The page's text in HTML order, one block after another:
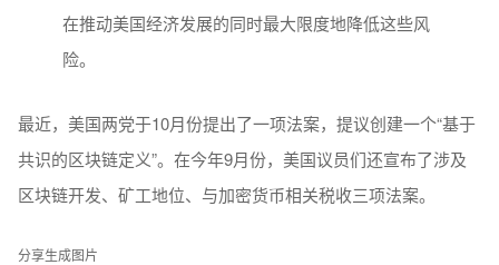
在推动美国经济发展的同时最大限度地降低这些风
险。
最近，美国两党于10月份提出了一项法案，提议创建一个“基于
共识的区块链定义”。在今年9月份，美国议员们还宣布了涉及
区块链开发、矿工地位、与加密货币相关税收三项法案。
分享生成图片